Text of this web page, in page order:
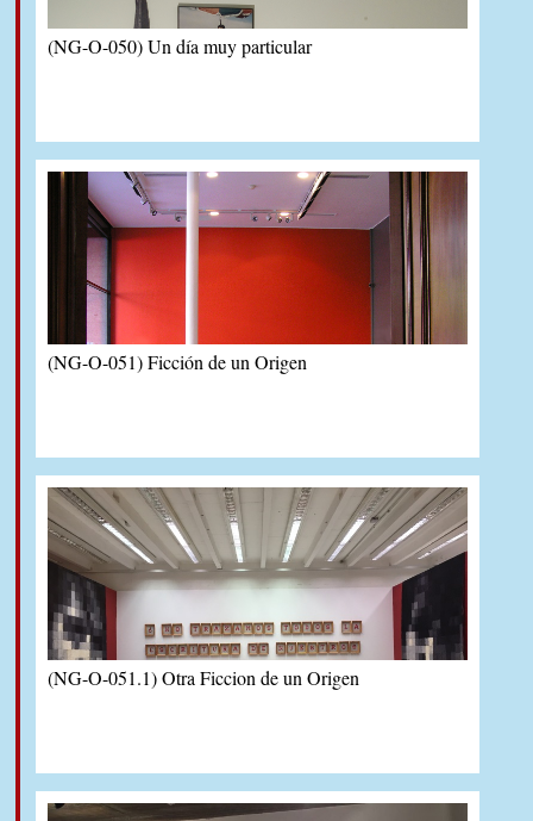
(NG-O-050) Un día muy particular
(NG-O-051) Ficción de un Origen
(NG-O-051.1) Otra Ficcion de un Origen